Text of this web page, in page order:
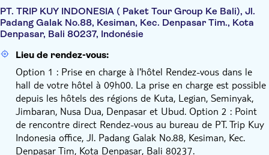
PT. TRIP KUY INDONESIA ( Paket Tour Group Ke Bali), Jl.
Padang Galak No.88, Kesiman, Kec. Denpasar Tim., Kota
Denpasar, Bali 80237, Indonésie
Lieu de rendez-vous:
Option 1 : Prise en charge à l'hôtel Rendez-vous dans le
hall de votre hôtel à 09h00. La prise en charge est possible
depuis les hôtels des régions de Kuta, Legian, Seminyak,
Jimbaran, Nusa Dua, Denpasar et Ubud. Option 2 : Point
de rencontre direct Rendez-vous au bureau de PT. Trip Kuy
Indonesia office, Jl. Padang Galak No.88, Kesiman, Kec.
Denpasar Tim, Kota Denpasar, Bali 80237.